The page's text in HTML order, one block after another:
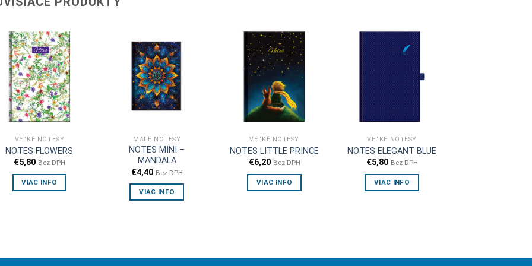
VEĽKÉ NOTESY
NOTES FLOWERS
€5,80 Bez DPH
VIAC INFO
MALÉ NOTESY
NOTES MINI –
MANDALA
€4,40 Bez DPH
VIAC INFO
VEĽKÉ NOTESY
NOTES LITTLE PRINCE
€6,20 Bez DPH
VIAC INFO
VEĽKÉ NOTESY
NOTES ELEGANT BLUE
€5,80 Bez DPH
VIAC INFO